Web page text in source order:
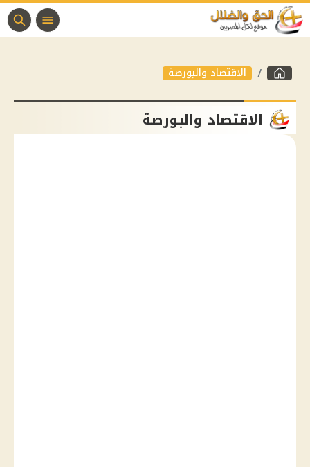
الاقتصاد والبورصة
الاقتصاد والبورصة